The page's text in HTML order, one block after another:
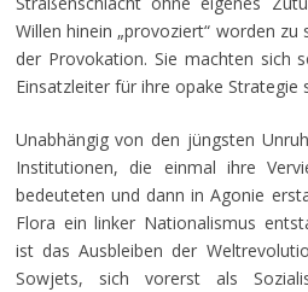
Willen hinein „provoziert“ worden
der Provokation. Sie machten sich
Einsatzleiter für ihre opake Strategie
Unabhängig von den jüngsten
Institutionen, die einmal ihre
bedeuteten und dann in Agonie
Flora ein linker Nationalismus
ist das Ausbleiben der
Sowjets, sich vorerst als